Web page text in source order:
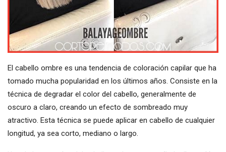
El cabello ombre es una tendencia de coloración capilar que ha
tomado mucha popularidad en los últimos años. Consiste en la
técnica de degradar el color del cabello, generalmente de
oscuro a claro, creando un efecto de sombreado muy
atractivo. Esta técnica se puede aplicar en cabello de cualquier
longitud, ya sea corto, mediano o largo.